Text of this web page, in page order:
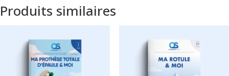
Produits similaires